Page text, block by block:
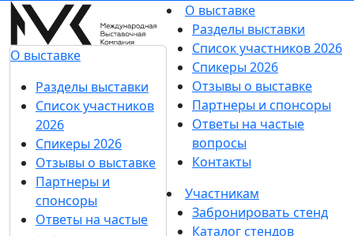
О выставке
Разделы выставки
Список участников
2026
Спикеры 2026
Отзывы о выставке
Партнеры и
спонсоры
Ответы на частые
О выставке
Разделы выставки
Список участников 2026
Спикеры 2026
Отзывы о выставке
Партнеры и спонсоры
Ответы на частые
вопросы
Контакты
Участникам
Забронировать стенд
Каталог стендов